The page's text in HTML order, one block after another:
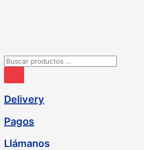
Búsqueda
productos
Delivery
Pagos
Llámanos